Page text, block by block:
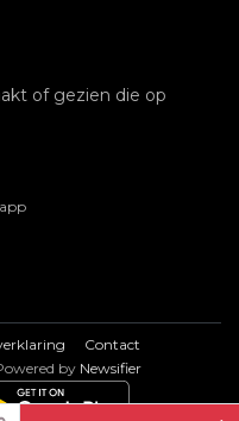
of gezien die op
Contact
by Newsifier